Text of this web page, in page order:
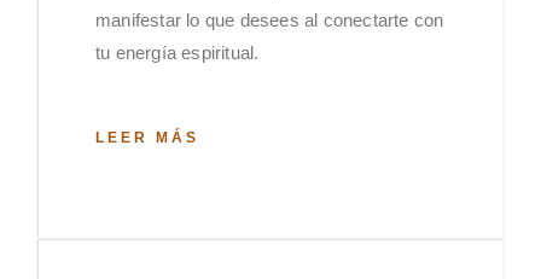
manifestar lo que desees al conectarte con
tu energía espiritual.
LEER MÁS